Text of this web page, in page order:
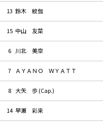
13 鈴木 紋伽
15 中山 友菜
6 川北 美空
7 ＡＹＡＮＯ ＷＹＡＴＴ
8 大矢 歩 (Cap.)
14 早瀬 彩来